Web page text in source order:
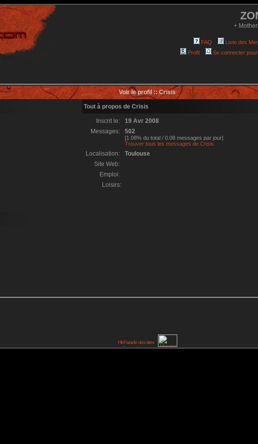
+
FAQ Liste des
Profil
Se connecter
Voir le profil :: Crisis
Tout à propos de Crisis
Inscrit le:
19 Avr 2008
Messages:
502
[1.08% du total / 0.08 messages par jour]
Trouver tous les messages de Crisis
Localisation:
Toulouse
Site Web:
Emploi:
Loisirs: